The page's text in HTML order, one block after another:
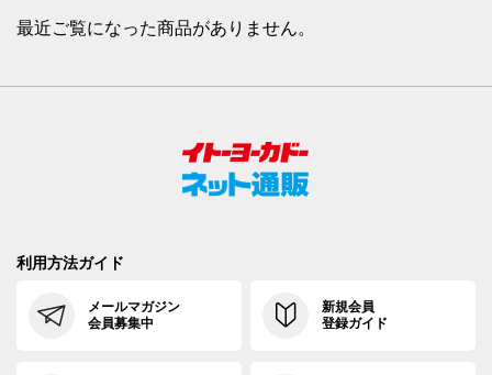
最近ご覧になった商品がありません。
利用方法ガイド
メールマガジン
会員募集中
新規会員
登録ガイド